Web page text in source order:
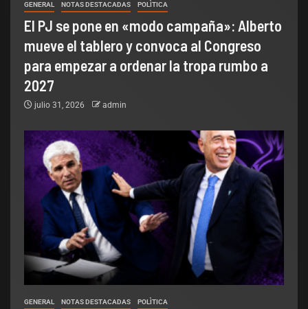
GENERAL NOTAS DESTACADAS POLÌTICA
El PJ se pone en «modo campaña»: Alberto
mueve el tablero y convoca al Congreso
para empezar a ordenar la tropa rumbo a
2027
julio 31, 2026 admin
GENERAL NOTAS DESTACADAS POLÌTICA